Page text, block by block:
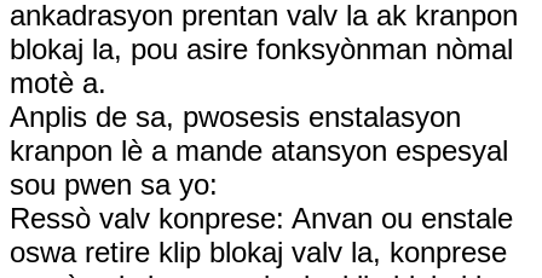
ankadrasyon prentan valv la ak kranpon
blokaj la, pou asire fonksyònman nòmal
motè a.
Anplis de sa, pwosesis enstalasyon
kranpon lè a mande atansyon espesyal
sou pwen sa yo:
Ressò valv konprese: Anvan ou enstale
oswa retire klip blokaj valv la, konprese